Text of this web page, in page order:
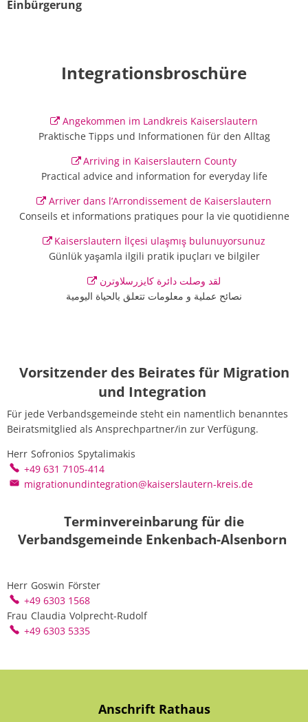
Einbürgerung
Integrationsbroschüre
Angekommen im Landkreis Kaiserslautern
Praktische Tipps und Informationen für den Alltag
Arriving in Kaiserslautern County
Practical advice and information for everyday life
Arriver dans l’Arrondissement de Kaiserslautern
Conseils et informations pratiques pour la vie quotidienne
Kaiserslautern İlçesi ulaşmış bulunuyorsunuz
Günlük yaşamla ilgili pratik ipuçları ve bilgiler
لقد وصلت دائرة كايزرسلاوترن
نصائح عملية و معلومات تتعلق بالحياة اليومية
Vorsitzender des Beirates für Migration
und Integration
Für jede Verbandsgemeinde steht ein namentlich benanntes
Beiratsmitglied als Ansprechpartner/in zur Verfügung.
Herr Sofronios Spytalimakis
+49 631 7105-414
migrationundintegration@kaiserslautern-kreis.de
Terminvereinbarung für die
Verbandsgemeinde Enkenbach-Alsenborn
Herr Goswin Förster
+49 6303 1568
Frau Claudia Volprecht-Rudolf
+49 6303 5335
Anschrift Rathaus